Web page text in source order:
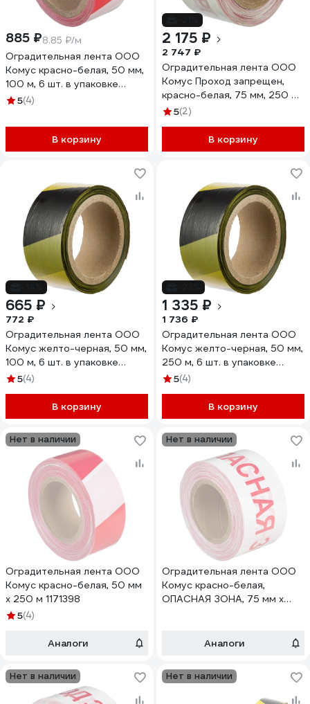
885 ₽8.85 ₽/м
Оградительная лента ООО
Комус красно-белая, 50 мм,
100 м, 6 шт. в упаковке
1836649
5(4)
В корзину
2 175 ₽
2 747 ₽
Оградительная лента ООО
Комус Проход запрещен,
красно-белая, 75 мм, 250 м,
6 шт. в упаковке 1836654
5(2)
В корзину
665 ₽
772 ₽
Оградительная лента ООО
Комус желто-черная, 50 мм,
100 м, 6 шт. в упаковке
1836651
5(4)
В корзину
1 335 ₽
1 736 ₽
Оградительная лента ООО
Комус желто-черная, 50 мм,
250 м, 6 шт. в упаковке
1836652
5(4)
В корзину
Нет в наличии
Оградительная лента ООО
Комус красно-белая, 50 мм
х 250 м 1171398
5(4)
Аналоги
Нет в наличии
Оградительная лента ООО
Комус красно-белая,
ОПАСНАЯ ЗОНА, 75 мм х
Аналоги
Нет в наличии Нет в наличии